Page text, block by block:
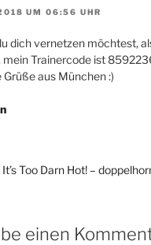
UM 06:56 UHR
dich vernetzen möchtest,
mein Trainercode ist
Grüße aus München :)
It’s Too Darn Hot! –
einen